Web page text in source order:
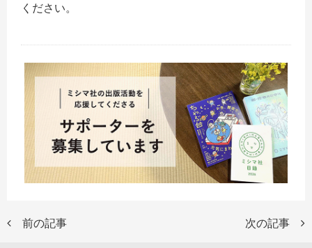
ください。
前の記事 次の記事